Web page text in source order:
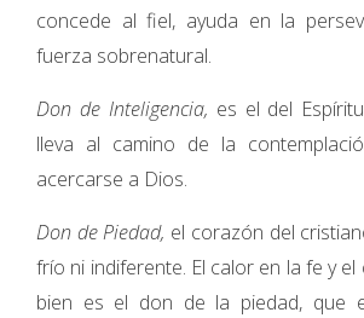
concede al fiel, ayuda en la
fuerza sobrenatural.
Don de Inteligencia, es el del
lleva al camino de la
acercarse a Dios.
Don de Piedad, el corazón del
frío ni indiferente. El calor en la fe y el
bien es el don de la piedad, que